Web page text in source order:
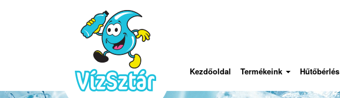
Kezdőoldal Termékeink Hűtőbérlés